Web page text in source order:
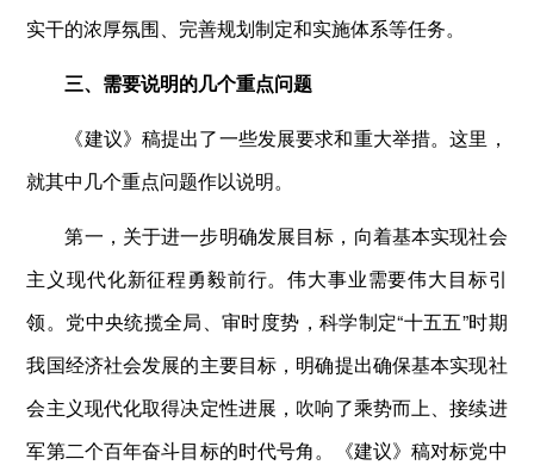
实干的浓厚氛围、完善规划制定和实施体系等任务。
三、需要说明的几个重点问题
《建议》稿提出了一些发展要求和重大举措。这里，
就其中几个重点问题作以说明。
第一，关于进一步明确发展目标，向着基本实现社会
主义现代化新征程勇毅前行。伟大事业需要伟大目标引
领。党中央统揽全局、审时度势，科学制定“十五五”时期
我国经济社会发展的主要目标，明确提出确保基本实现社
会主义现代化取得决定性进展，吹响了乘势而上、接续进
军第二个百年奋斗目标的时代号角。《建议》稿对标党中